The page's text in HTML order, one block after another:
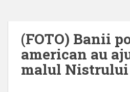
(FOTO) Banii
american au
malul Nistrului